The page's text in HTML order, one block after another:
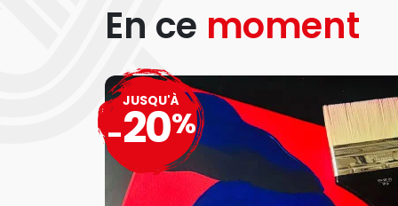
En ce moment
JUSQU'À
-20%